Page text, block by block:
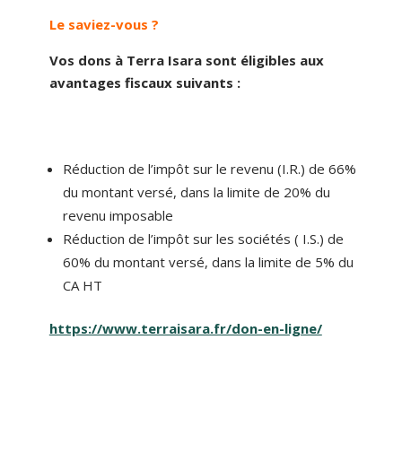
Le saviez-vous ?
Vos dons à Terra Isara sont éligibles aux
avantages fiscaux suivants :
Réduction de l’impôt sur le revenu (I.R.) de 66%
du montant versé, dans la limite de 20% du
revenu imposable
Réduction de l’impôt sur les sociétés ( I.S.) de
60% du montant versé, dans la limite de 5% du
CA HT
https://www.terraisara.fr/don-en-ligne/